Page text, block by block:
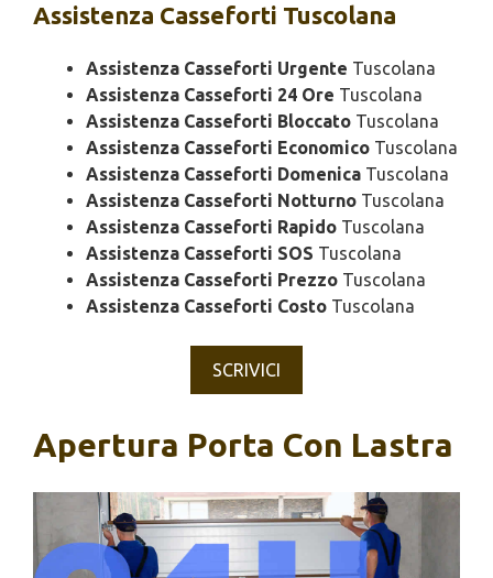
Assistenza Casseforti Tuscolana
Assistenza Casseforti Urgente Tuscolana
Assistenza Casseforti 24 Ore Tuscolana
Assistenza Casseforti Bloccato Tuscolana
Assistenza Casseforti Economico Tuscolana
Assistenza Casseforti Domenica Tuscolana
Assistenza Casseforti Notturno Tuscolana
Assistenza Casseforti Rapido Tuscolana
Assistenza Casseforti SOS Tuscolana
Assistenza Casseforti Prezzo Tuscolana
Assistenza Casseforti Costo Tuscolana
SCRIVICI
Apertura Porta Con Lastra